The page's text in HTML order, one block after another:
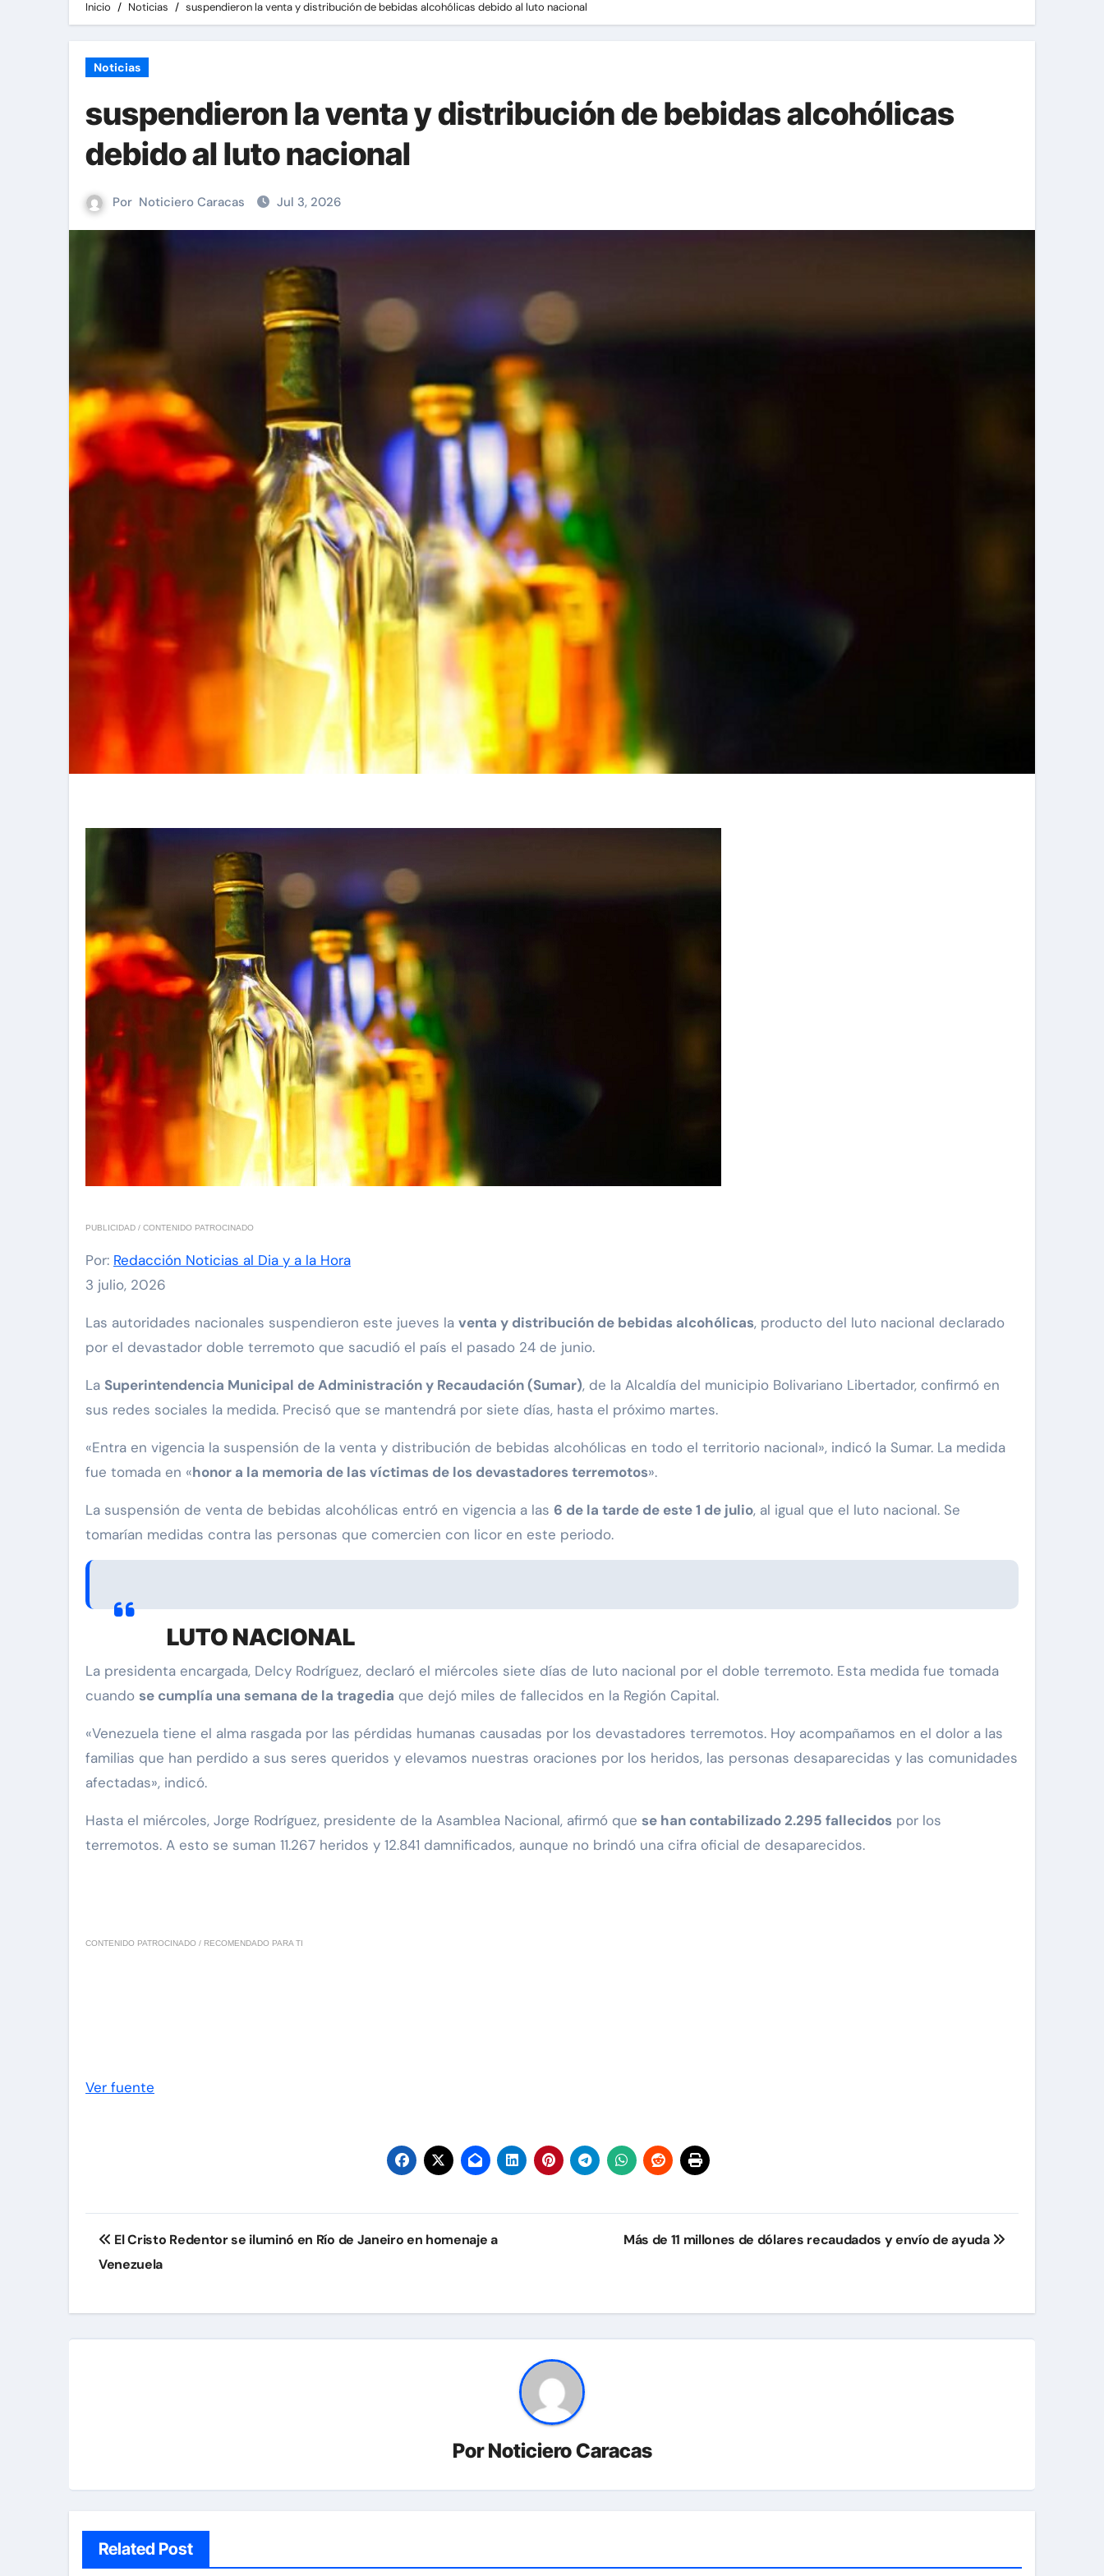
Inicio Noticias suspendieron la venta y distribución de bebidas alcohólicas debido al luto nacional
Noticias
suspendieron la venta y distribución de bebidas alcohólicas
debido al luto nacional
Por Noticiero Caracas Jul 3, 2026
PUBLICIDAD / CONTENIDO PATROCINADO
Por: Redacción Noticias al Dia y a la Hora
3 julio, 2026
Las autoridades nacionales suspendieron este jueves la venta y distribución de bebidas alcohólicas, producto del luto nacional declarado
por el devastador doble terremoto que sacudió el país el pasado 24 de junio.
La Superintendencia Municipal de Administración y Recaudación (Sumar), de la Alcaldía del municipio Bolivariano Libertador, confirmó en
sus redes sociales la medida. Precisó que se mantendrá por siete días, hasta el próximo martes.
«Entra en vigencia la suspensión de la venta y distribución de bebidas alcohólicas en todo el territorio nacional», indicó la Sumar. La medida
fue tomada en «honor a la memoria de las víctimas de los devastadores terremotos».
La suspensión de venta de bebidas alcohólicas entró en vigencia a las 6 de la tarde de este 1 de julio, al igual que el luto nacional. Se
tomarían medidas contra las personas que comercien con licor en este periodo.
LUTO NACIONAL
La presidenta encargada, Delcy Rodríguez, declaró el miércoles siete días de luto nacional por el doble terremoto. Esta medida fue tomada
cuando se cumplía una semana de la tragedia que dejó miles de fallecidos en la Región Capital.
«Venezuela tiene el alma rasgada por las pérdidas humanas causadas por los devastadores terremotos. Hoy acompañamos en el dolor a las
familias que han perdido a sus seres queridos y elevamos nuestras oraciones por los heridos, las personas desaparecidas y las comunidades
afectadas», indicó.
Hasta el miércoles, Jorge Rodríguez, presidente de la Asamblea Nacional, afirmó que se han contabilizado 2.295 fallecidos por los
terremotos. A esto se suman 11.267 heridos y 12.841 damnificados, aunque no brindó una cifra oficial de desaparecidos.
CONTENIDO PATROCINADO / RECOMENDADO PARA TI
Ver fuente
Navegación
de
El Cristo Redentor se iluminó en Río de Janeiro en homenaje a
Venezuela
Más de 11 millones de dólares recaudados y envío de ayuda
PorNoticiero Caracas
Related Post